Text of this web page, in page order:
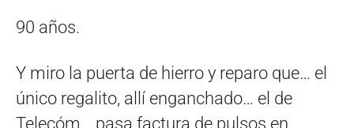
90 años.
Y miro la puerta de hierro y reparo que… el
único regalito, allí enganchado… el de
Telecóm… pasa factura de pulsos en